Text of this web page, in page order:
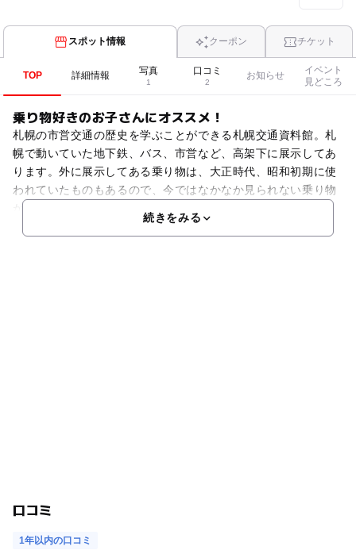
スポット情報 クーポン チケット
TOP 詳細情報 写真
1
口コミ
2
お知らせ
イベント
見どころ
乗り物好きのお子さんにオススメ！
札幌の市営交通の歴史を学ぶことができる札幌交通資料館。札
幌で動いていた地下鉄、バス、市営など、高架下に展示してあ
ります。外に展示してある乗り物は、大正時代、昭和初期に使
われていたものもあるので、今ではなかなか見られない乗り物
続きをみる
口コミ
1年以内の口コミ